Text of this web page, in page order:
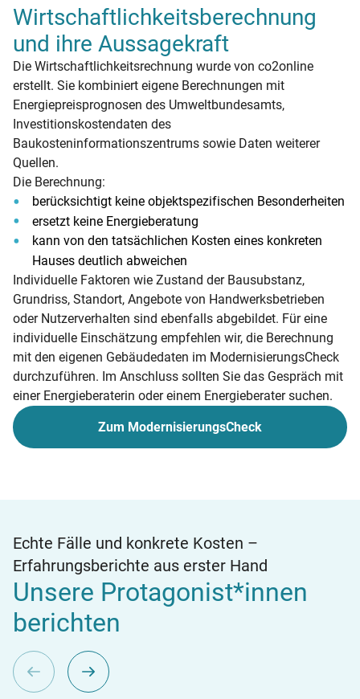
Wirtschaftlichkeitsberechnung
und ihre Aussagekraft
Die Wirtschaftlichkeitsrechnung wurde von co2online
erstellt. Sie kombiniert eigene Berechnungen mit
Energiepreisprognosen des Umweltbundesamts,
Investitionskostendaten des
Baukosteninformationszentrums sowie Daten weiterer
Quellen.
Die Berechnung:
berücksichtigt keine objektspezifischen Besonderheiten
ersetzt keine Energieberatung
kann von den tatsächlichen Kosten eines konkreten
Hauses deutlich abweichen
Individuelle Faktoren wie Zustand der Bausubstanz,
Grundriss, Standort, Angebote von Handwerksbetrieben
oder Nutzerverhalten sind ebenfalls abgebildet. Für eine
individuelle Einschätzung empfehlen wir, die Berechnung
mit den eigenen Gebäudedaten im ModernisierungsCheck
durchzuführen. Im Anschluss sollten Sie das Gespräch mit
einer Energieberaterin oder einem Energieberater suchen.
Zum ModernisierungsCheck
Echte Fälle und konkrete Kosten –
Erfahrungsberichte aus erster Hand
Unsere Protagonist*innen
berichten